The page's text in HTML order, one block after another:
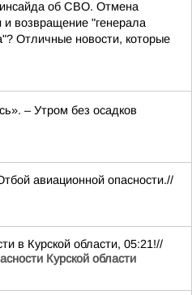
об СВО. Отмена
и возвращение "генерала
Отличные новости, которые
– Утром без осадков
авиационной опасности.//
в Курской области, 05:21!//
Курской области